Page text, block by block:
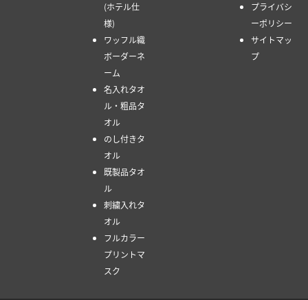
(ホテル仕
様)
ワッフル織
ボーダーネ
ーム
名入れタオ
ル・粗品タ
オル
のし付きタ
オル
既製品タオ
ル
刺繍入れタ
オル
フルカラー
プリントマ
スク
プライバシ
ーポリシー
サイトマッ
プ